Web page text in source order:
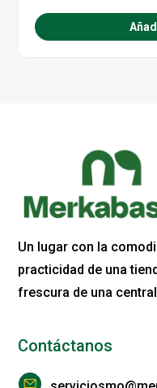
Un lugar con la
practicidad de una
frescura de una
Contáctanos